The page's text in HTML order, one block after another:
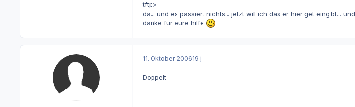
tftp>
da... und es passiert nichts... jetzt will ich das er hier get eingibt...
danke für eure hilfe
11. Oktober 200619 j
Doppelt